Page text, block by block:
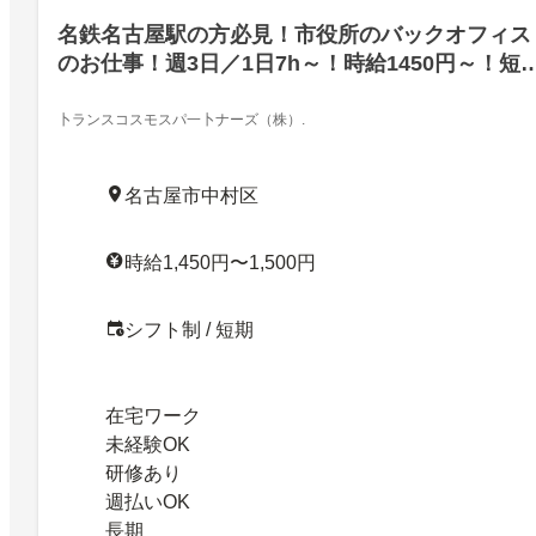
名鉄名古屋駅の方必見！市役所のバックオフィス
のお仕事！週3日／1日7h～！時給1450円～！短
卜ランスコスモスパ一卜ナーズ（株）.
名古屋市中村区
時給1,450円〜1,500円
シフト制 / 短期
在宅ワーク
未経験OK
研修あり
週払いOK
長期